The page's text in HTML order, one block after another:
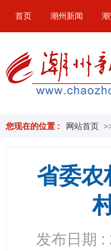
首页 潮州新闻
您现在的位置 : 网站首页
省委农
发布日期 :